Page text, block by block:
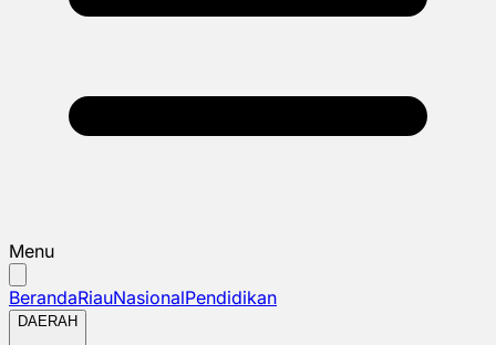
Menu
BerandaRiauNasionalPendidikan
DAERAH